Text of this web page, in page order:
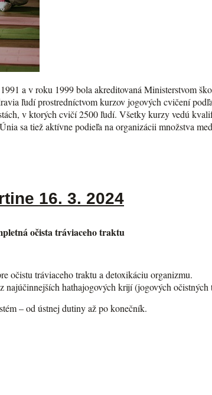
a v roku 1999 bola akreditovaná Ministerstvom
ľudí prostredníctvom kurzov jogových cvičení
v ktorých cvičí 2500 ľudí. Všetky kurzy vedú
sa tiež aktívne podieľa na organizácii množstva
16. 3. 2024
očista tráviaceho traktu
očistu tráviaceho traktu a detoxikáciu organizmu.
najúčinnejších hathajogových krijí (jogových očistných
– od ústnej dutiny až po konečník.